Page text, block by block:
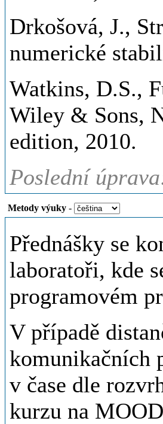
Drkošová, J.,
numerické
Watkins, D.S.,
Wiley & Sons,
edition, 2010.
Poslední
Metody výuky -
Přednášky se
laboratoři, kde
programovém
V případě
komunikačních
v čase dle
kurzu na